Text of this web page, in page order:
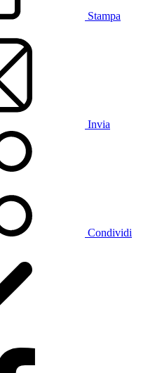
Stampa
Invia
Condividi